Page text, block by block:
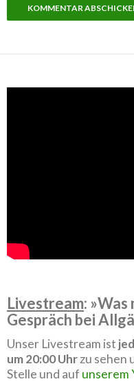
Livestream: »Was
Gespräch bei
Unser Livestream ist
um 20:00 Uhrzu sehen
Stelle und auf unserem